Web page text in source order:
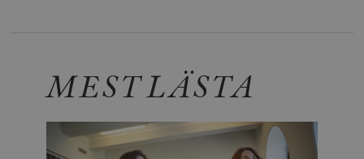
MEST LÄSTA